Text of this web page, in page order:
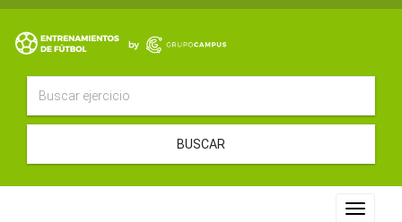
BUSCAR
Toggle